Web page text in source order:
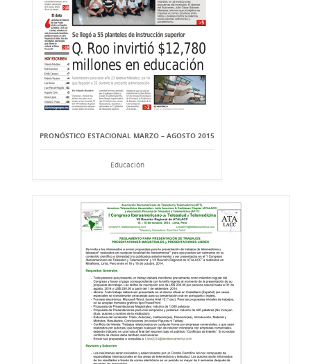
PRONÓSTICO ESTACIONAL MARZO – AGOSTO 2015
Educación